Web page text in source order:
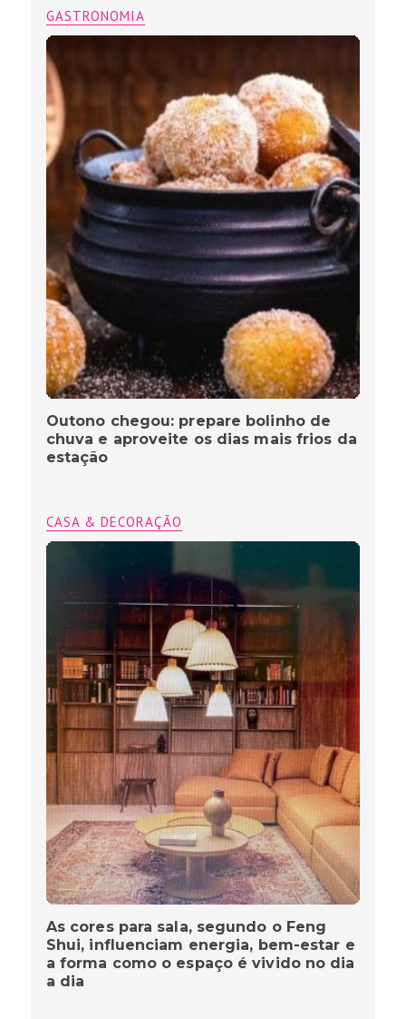
GASTRONOMIA
Outono chegou: prepare bolinho de
chuva e aproveite os dias mais frios da
estação
CASA & DECORAÇÃO
As cores para sala, segundo o Feng
Shui, influenciam energia, bem-estar e
a forma como o espaço é vivido no dia
a dia